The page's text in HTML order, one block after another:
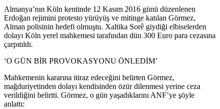
Almanya’nın Köln kentinde 12 Kasım 2016 günü düzenlenen
Erdoğan rejimini protesto yürüyüş ve mitinge katılan Görmez,
Alman polisinin hedefi olmuştu. Xaltika Sorê giydiği elbiselerden
dolayı Köln yerel mahkemesi tarafından dün 300 Euro para cezasına
çarpıtıldı.
‘O GÜN BİR PROVOKASYONU ÖNLEDİM’
Mahkemenin kararına itiraz edeceğini belirten Görmez,
mağduriyetinden dolayı kendisinden özür dilenmesi yerine ceza
verildiğini belirtti. Görmez, o gün yaşadıklarını ANF’ye şöyle
anlattı: